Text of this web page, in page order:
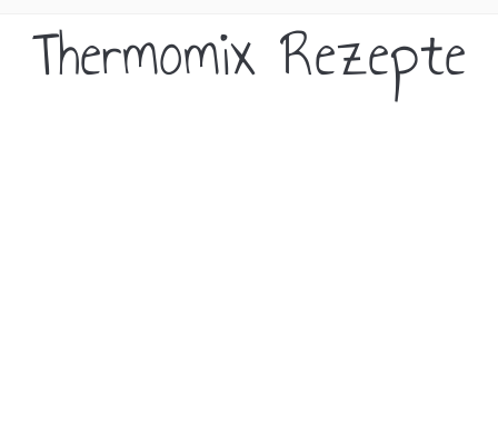
Thermomix Rezepte